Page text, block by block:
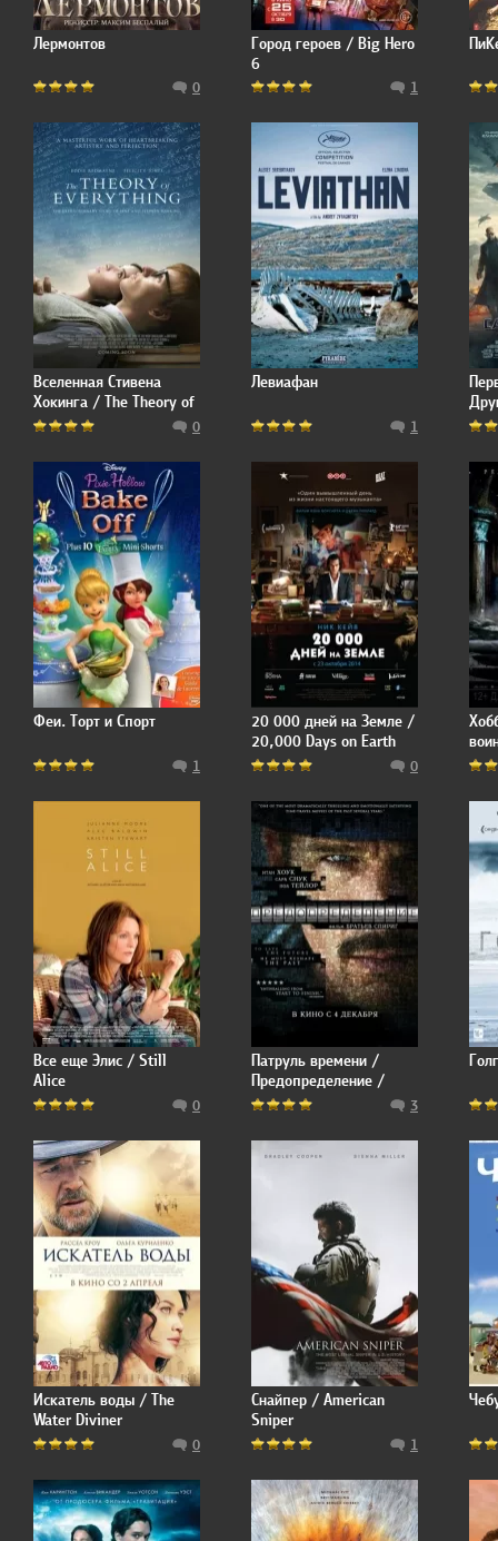
Лермонтов
0
Город героев / Big Hero
6
1
Вселенная Стивена
Хокинга / The Theory of
Everything
0
Левиафан
1
Феи. Торт и Спорт
1
20 000 дней на Земле /
20,000 Days on Earth
0
Все еще Элис / Still
Alice
0
Патруль времени /
Предопределение /
Predestination
3
Искатель воды / The
Water Diviner
0
Снайпер / American
Sniper
1